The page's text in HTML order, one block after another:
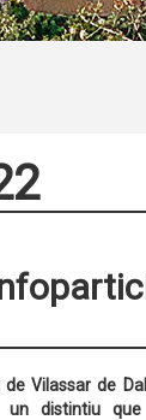
de Vilassar de
un distintiu